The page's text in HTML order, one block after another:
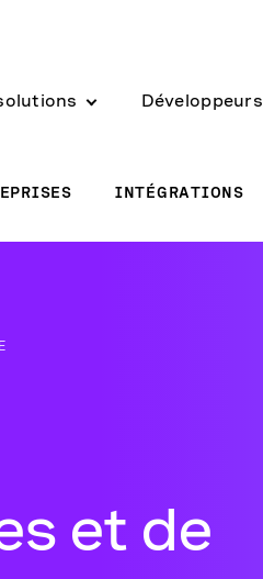
Développeurs
INTÉGRATIONS
et de